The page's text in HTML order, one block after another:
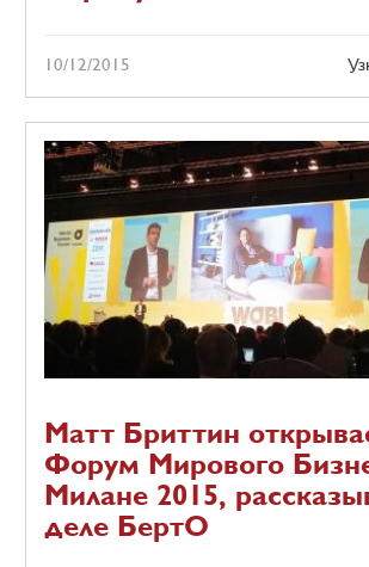
10/12/2015
Матт Бриттин
Форум Мирового
Милане 2015,
деле БертО